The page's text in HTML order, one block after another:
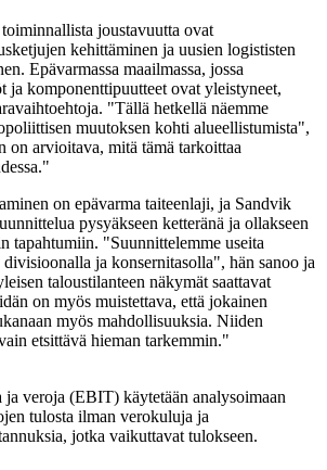
joustavuutta ovat
kehittäminen ja uusien logististen
Epävarmassa maailmassa, jossa
ja komponenttipuutteet ovat yleistyneet,
"Tällä hetkellä näemme
muutoksen kohti alueellistumista",
on arvioitava, mitä tämä tarkoittaa
on epävarma taiteenlaji, ja Sandvik
pysyäkseen ketteränä ja ollakseen
tapahtumiin. "Suunnittelemme useita
ja konsernitasolla", hän sanoo ja
taloustilanteen näkymät saattavat
on myös muistettava, että jokainen
myös mahdollisuuksia. Niiden
etsittävä hieman tarkemmin."
ja veroja (EBIT) käytetään analysoimaan
tulosta ilman verokuluja ja
jotka vaikuttavat tulokseen.